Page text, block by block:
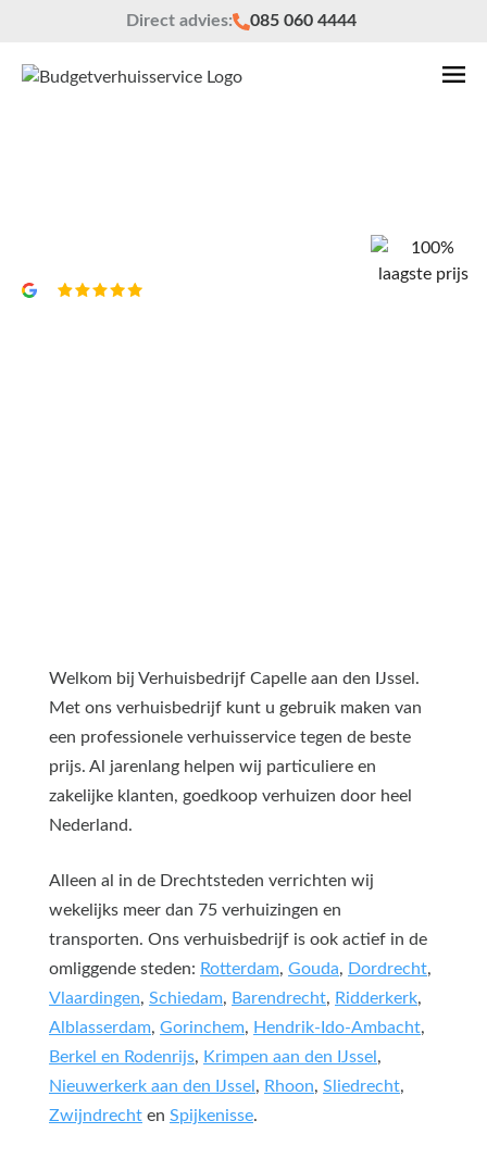
Direct advies: 085 060 4444
Welkom bij Verhuisbedrijf Capelle aan den IJssel.
Met ons verhuisbedrijf kunt u gebruik maken van
een professionele verhuisservice tegen de beste
prijs. Al jarenlang helpen wij particuliere en
zakelijke klanten, goedkoop verhuizen door heel
Nederland.
Alleen al in de Drechtsteden verrichten wij
wekelijks meer dan 75 verhuizingen en
transporten. Ons verhuisbedrijf is ook actief in de
omliggende steden: Rotterdam, Gouda, Dordrecht,
Vlaardingen, Schiedam, Barendrecht, Ridderkerk,
Alblasserdam, Gorinchem, Hendrik-Ido-Ambacht,
Berkel en Rodenrijs, Krimpen aan den IJssel ,
Nieuwerkerk aan den IJssel , Rhoon, Sliedrecht,
Zwijndrecht en Spijkenisse.